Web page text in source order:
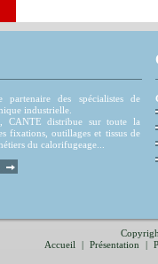
partenaire des spécialistes de
industrielle.
CANTE distribue sur toute la
fixations, outillages et tissus de
du calorifugeage...
Accueil
| Présentation |